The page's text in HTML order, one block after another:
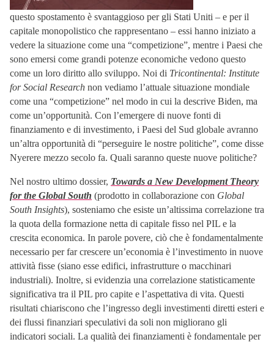
questo spostamento è svantaggioso per gli Stati Uniti – e per il
capitale monopolistico che rappresentano – essi hanno iniziato a
vedere la situazione come una “competizione”, mentre i Paesi che
sono emersi come grandi potenze economiche vedono questo
come un loro diritto allo sviluppo. Noi di Tricontinental: Institute
for Social Research non vediamo l’attuale situazione mondiale
come una “competizione” nel modo in cui la descrive Biden, ma
come un’opportunità. Con l’emergere di nuove fonti di
finanziamento e di investimento, i Paesi del Sud globale avranno
un’altra opportunità di “perseguire le nostre politiche”, come disse
Nyerere mezzo secolo fa. Quali saranno queste nuove politiche?
Nel nostro ultimo dossier, Towards a New Development Theory
for the Global South (prodotto in collaborazione con Global
South Insights), sosteniamo che esiste un’altissima correlazione tra
la quota della formazione netta di capitale fisso nel PIL e la
crescita economica. In parole povere, ciò che è fondamentalmente
necessario per far crescere un’economia è l’investimento in nuove
attività fisse (siano esse edifici, infrastrutture o macchinari
industriali). Inoltre, si evidenzia una correlazione statisticamente
significativa tra il PIL pro capite e l’aspettativa di vita. Questi
risultati chiariscono che l’ingresso degli investimenti diretti esteri e
dei flussi finanziari speculativi da soli non migliorano gli
indicatori sociali. La qualità dei finanziamenti è fondamentale per